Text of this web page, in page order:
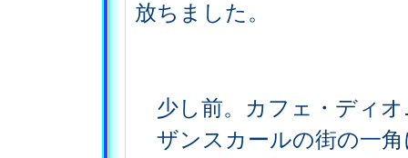
放ちました。
少し前。カフェ・ディオ
ザンスカールの街の一角